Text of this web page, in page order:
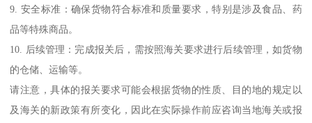
9. 安全标准：确保货物符合标准和质量要求，特别是涉及食品、药
品等特殊商品。
10. 后续管理：完成报关后，需按照海关要求进行后续管理，如货物
的仓储、运输等。
请注意，具体的报关要求可能会根据货物的性质、目的地的规定以
及海关的新政策有所变化，因此在实际操作前应咨询当地海关或报